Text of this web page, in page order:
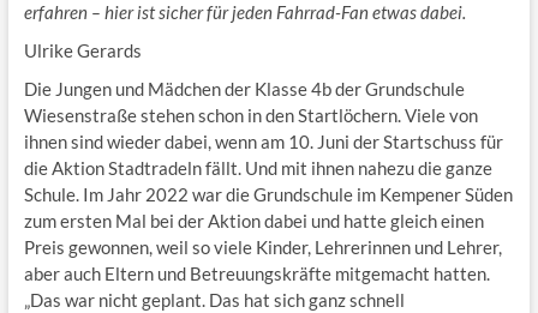
erfahren – hier ist sicher für jeden Fahrrad-Fan etwas dabei.
Ulrike Gerards
Die Jungen und Mädchen der Klasse 4b der Grundschule
Wiesenstraße stehen schon in den Startlöchern. Viele von
ihnen sind wieder dabei, wenn am 10. Juni der Startschuss für
die Aktion Stadtradeln fällt. Und mit ihnen nahezu die ganze
Schule. Im Jahr 2022 war die Grundschule im Kempener Süden
zum ersten Mal bei der Aktion dabei und hatte gleich einen
Preis gewonnen, weil so viele Kinder, Lehrerinnen und Lehrer,
aber auch Eltern und Betreuungskräfte mitgemacht hatten.
„Das war nicht geplant. Das hat sich ganz schnell